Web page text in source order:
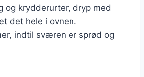
og krydderurter, dryp med
det hele i ovnen.
indtil sværen er sprød og